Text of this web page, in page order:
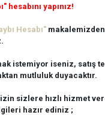
hesabını yapınız!
Hesabı" makalemizden
istemiyor iseniz, satış
mutluluk duyacaktır.
sizlere hızlı hizmet
hazır ediniz ;